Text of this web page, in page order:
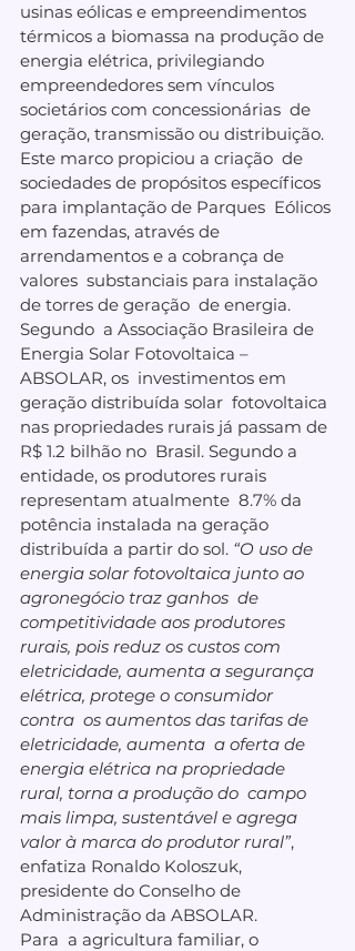
usinas eólicas e empreendimentos
térmicos a biomassa na produção de
energia elétrica, privilegiando
empreendedores sem vínculos
societários com concessionárias  de
geração, transmissão ou distribuição.
Este marco propiciou a criação  de
sociedades de propósitos específicos
para implantação de Parques  Eólicos
em fazendas, através de
arrendamentos e a cobrança de
valores  substanciais para instalação
de torres de geração  de energia.
Segundo  a Associação Brasileira de
Energia Solar Fotovoltaica –
ABSOLAR, os  investimentos em
geração distribuída solar  fotovoltaica
nas propriedades rurais já passam de
R$ 1.2 bilhão no  Brasil. Segundo a
entidade, os produtores rurais
representam atualmente  8.7% da
potência instalada na geração
distribuída a partir do sol. “O uso de
energia solar fotovoltaica junto ao
agronegócio traz ganhos  de
competitividade aos produtores
rurais, pois reduz os custos com
eletricidade, aumenta a segurança
elétrica, protege o consumidor
contra  os aumentos das tarifas de
eletricidade, aumenta  a oferta de
energia elétrica na propriedade
rural, torna a produção do  campo
mais limpa, sustentável e agrega
valor à marca do produtor rural”,
enfatiza Ronaldo Koloszuk,
presidente do Conselho de
Administração da ABSOLAR.
Para  a agricultura familiar, o